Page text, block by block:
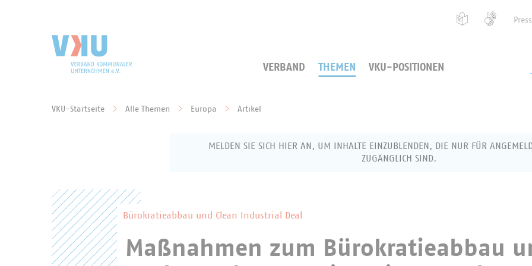
VERBAND THEMEN VKU-POSITIONEN
VKU-Startseite Alle Themen Europa Artikel
MELDEN SIE SICH HIER AN, UM INHALTE EINZUBLENDEN, DIE NUR FÜR
ZUGÄNGLICH SIND.
Anmeldung als VKU-Mitglied
Geben Sie Ihren Benutzernamen (Ihre E-Mail-Adresse) und Ihr Passwort ein,
Bürokratieabbau und Clean Industrial Deal
Maßnahmen zum Bürokratieabbau